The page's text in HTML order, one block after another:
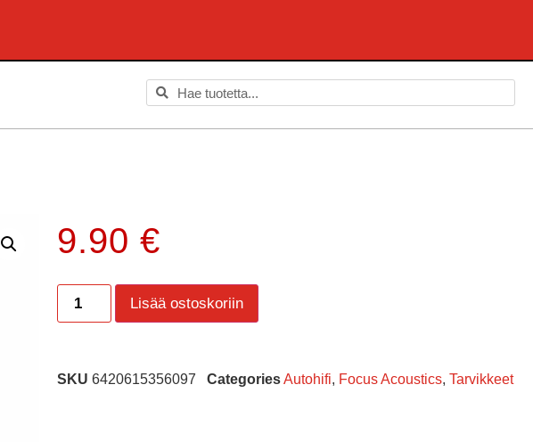
9.90 €
Lisää ostoskoriin
SKU 6420615356097 CategoriesAutohifi, Focus Acoustics, Tarvikkeet